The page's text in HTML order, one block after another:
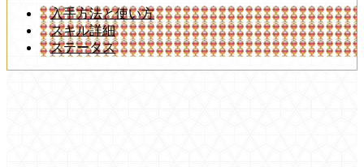
入手方法と使い方
スキル詳細
ステータス